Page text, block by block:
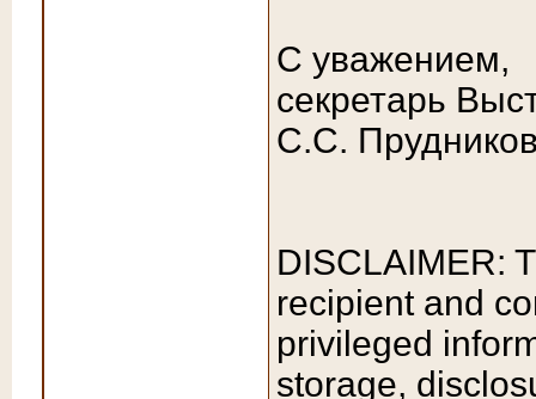
C уважением,
секретарь
С.С.
DISCLAIMER:
recipient and
privileged
storage,